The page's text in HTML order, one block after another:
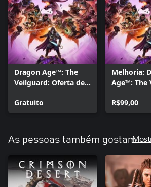
Dragon Age™: The
Veilguard: Oferta de
Rook
Gratuito
Melhoria:
Age™: The
R$99,00
As pessoas também gostam